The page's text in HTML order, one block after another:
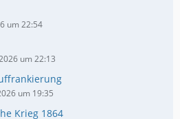
um 22:54
um 22:13
um 19:35
Krieg 1864